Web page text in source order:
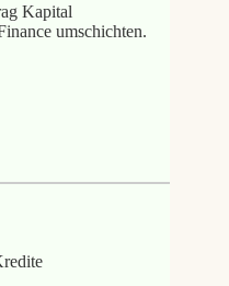
Kapital
umschichten.